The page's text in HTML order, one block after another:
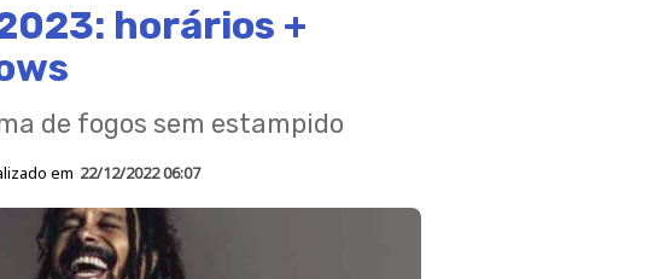
horários +
de fogos sem estampido
em 22/12/2022 06:07